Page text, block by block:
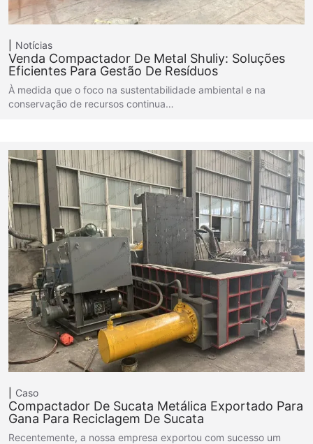
Notícias
Venda Compactador De Metal Shuliy: Soluções
Eficientes Para Gestão De Resíduos
À medida que o foco na sustentabilidade ambiental e na
conservação de recursos continua…
Caso
Compactador De Sucata Metálica Exportado Para
Gana Para Reciclagem De Sucata
Recentemente, a nossa empresa exportou com sucesso um